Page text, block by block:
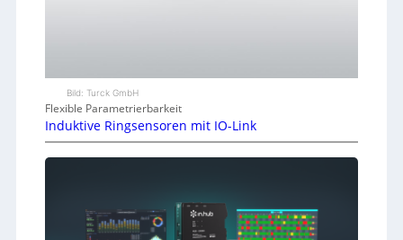
Bild: Turck GmbH
Flexible Parametrierbarkeit
Induktive Ringsensoren mit IO-Link